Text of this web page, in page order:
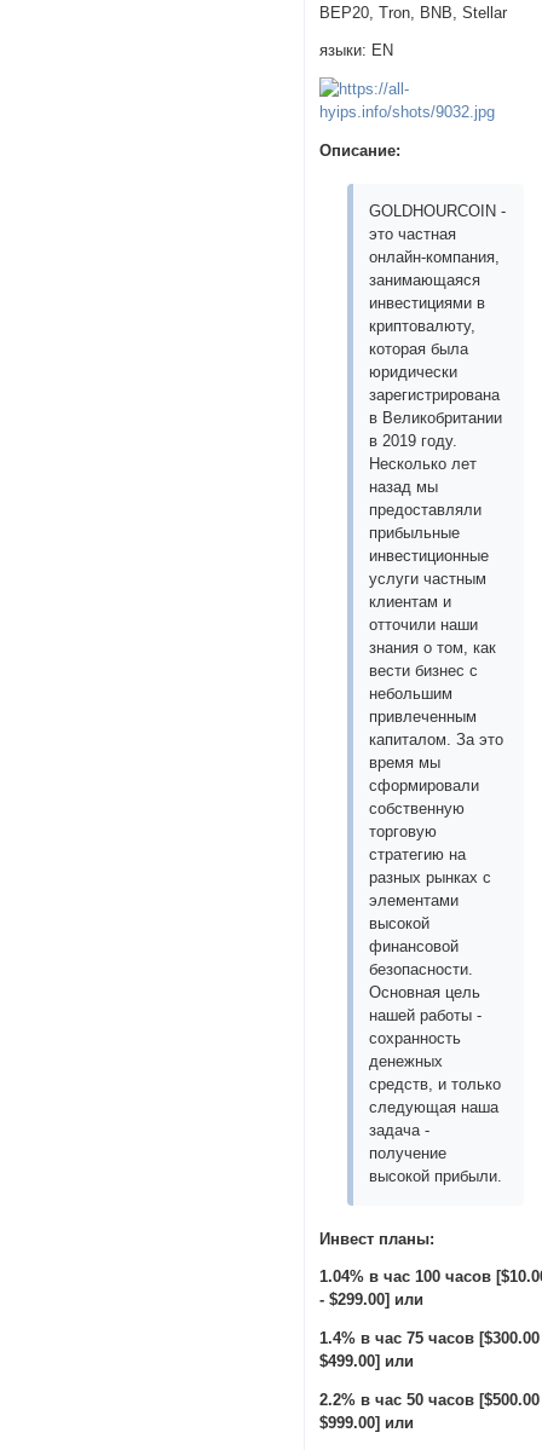
BEP20, Tron, BNB, Stellar
языки: EN
Описание:
GOLDHOURCOIN -
это частная
онлайн-компания,
занимающаяся
инвестициями в
криптовалюту,
которая была
юридически
зарегистрирована
в Великобритании
в 2019 году.
Несколько лет
назад мы
предоставляли
прибыльные
инвестиционные
услуги частным
клиентам и
отточили наши
знания о том, как
вести бизнес с
небольшим
привлеченным
капиталом. За это
время мы
сформировали
собственную
торговую
стратегию на
разных рынках с
элементами
высокой
финансовой
безопасности.
Основная цель
нашей работы -
сохранность
денежных
средств, и только
следующая наша
задача -
получение
высокой прибыли.
Инвест планы:
1.04% в час 100 часов
- $299.00] или
1.4% в час 75 часов
$499.00] или
2.2% в час 50 часов
$999.00] или